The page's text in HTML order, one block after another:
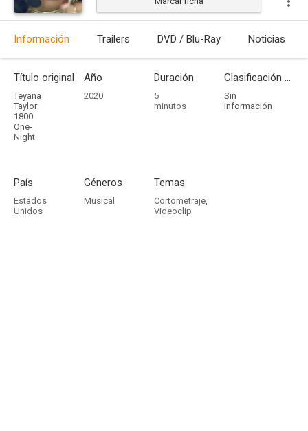
Información Trailers DVD / Blu-Ray Noticias
Título original
Teyana
Taylor:
1800-
One-
Night
Año
2020
Duración
5
minutos
Clasificación por edades
Sin
información
País
Estados
Unidos
Géneros
Musical
Temas
Cortometraje,
Videoclip